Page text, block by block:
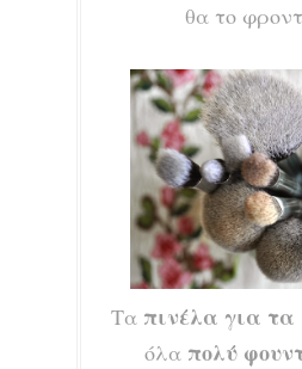
θα το
Τα πινέλα για
όλα πολύ